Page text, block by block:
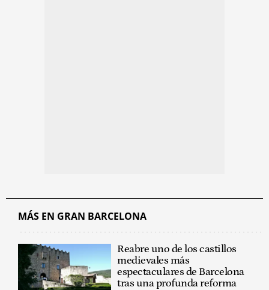
MÁS EN GRAN BARCELONA
Reabre uno de los castillos
medievales más
espectaculares de Barcelona
tras una profunda reforma